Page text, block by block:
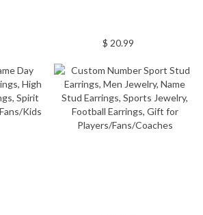
$ 20.99